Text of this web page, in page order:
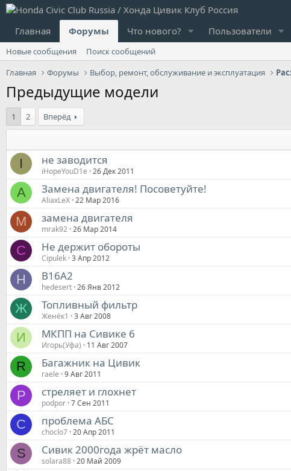
Главная Форумы Что нового? Пользователи
Новые сообщения
Поиск сообщений
Главная
Форумы Выбор, ремонт, обслуживание и эксплуатация
Предыдущие модели
1 2 Вперёд
I не заводится
iHopeYouD1e 26 Дек 2011
A Замена двигателя! Посоветуйте!
AliaxLeX 22 Мар 2016
M замена двигателя
mrak92 26 Мар 2014
C Не держит обороты
Cipulek 3 Апр 2012
H B16A2
hedesert 26 Янв 2012
Ж Топливный фильтр
Женёк1 3 Авг 2008
И МКПП на Сивике 6
Игорь(Уфа) 11 Авг 2007
R Багажник на Цивик
raele 9 Авг 2011
P стреляет и глохнет
podpor 7 Сен 2011
C проблема АБС
choclo7 20 Апр 2011
S Сивик 2000года жрёт масло
solara88 20 Май 2009